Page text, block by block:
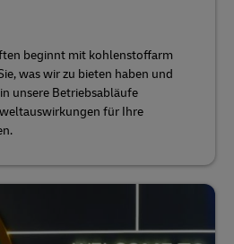
beginnt mit kohlenstoffarm
was wir zu bieten haben und
unsere Betriebsabläufe
für Ihre